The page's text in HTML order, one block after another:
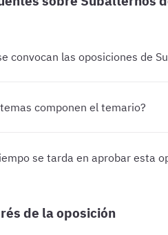
convocan las oposiciones de
componen el temario?
se tarda en aprobar esta
de la oposición